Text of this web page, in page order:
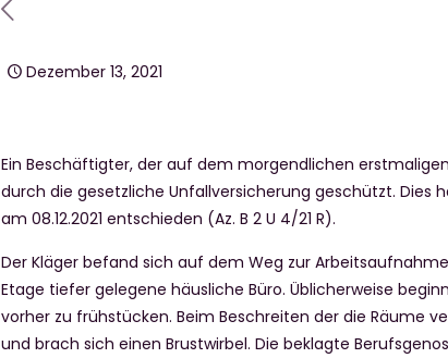
Dezember 13, 2021
Ein Beschäftigter, der auf dem morgendlichen
durch die gesetzliche Unfallversicherung geschützt. Dies
am 08.12.2021 entschieden (Az. B 2 U 4/21 R).
Der Kläger befand sich auf dem Weg zur
Etage tiefer gelegene häusliche Büro. Üblicherweise
vorher zu frühstücken. Beim Beschreiten der die Räume
und brach sich einen Brustwirbel. Die beklagte